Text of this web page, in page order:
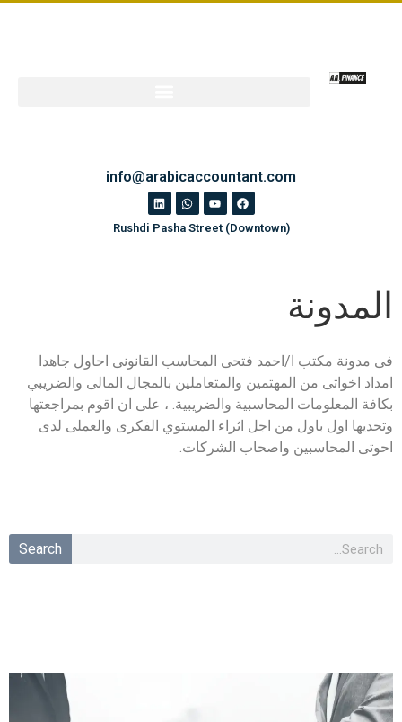
info@arabicaccountant.com
Rushdi Pasha Street (Downtown)
المدونة
فى مدونة مكتب ا/احمد فتحى المحاسب القانونى احاول جاهدا
امداد اخواتى من المهتمين والمتعاملين بالمجال المالى والضريبي
بكافة المعلومات المحاسبية والضريبية. ، على ان اقوم بمراجعتها
وتحديها اول باول من اجل اثراء المستوي الفكرى والعملى لدى
احوتى المحاسبين واصحاب الشركات.
Search